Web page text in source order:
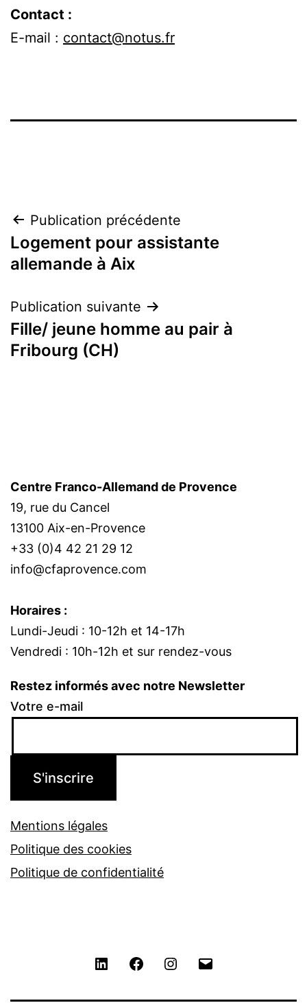
Contact :
E-mail : contact@notus.fr
Navigation
de
Publication précédente
Logement pour assistante
allemande à Aix
Publication suivante
Fille/ jeune homme au pair à
Fribourg (CH)
Centre Franco-Allemand de Provence
19, rue du Cancel
13100 Aix-en-Provence
+33 (0)4 42 21 29 12
info@cfaprovence.com
Horaires :
Lundi-Jeudi : 10-12h et 14-17h
Vendredi : 10h-12h et sur rendez-vous
Restez informés avec notre Newsletter
Votre e-mail
Mentions légales
Politique des cookies
Politique de confidentialité
LinkedIn FacebookInstagram